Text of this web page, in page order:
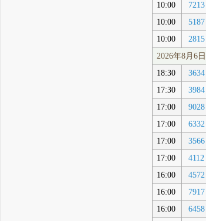
10:00
7213
10:00
5187
10:00
2815
2026年8月6日
18:30
3634
17:30
3984
17:00
9028
17:00
6332
17:00
3566
17:00
4112
16:00
4572
16:00
7917
16:00
6458